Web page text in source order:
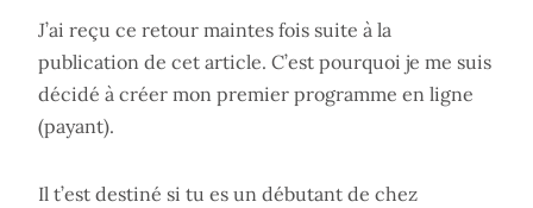
J’ai reçu ce retour maintes fois suite à la
publication de cet article. C’est pourquoi je me suis
décidé à créer mon premier programme en ligne
(payant).
Il t’est destiné si tu es un débutant de chez